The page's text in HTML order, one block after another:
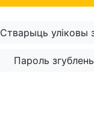
Стварыць уліковы
Пароль